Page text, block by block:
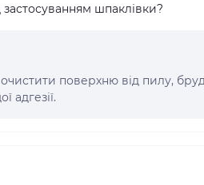
шпаклівки?
поверхню від пилу,
адгезії.